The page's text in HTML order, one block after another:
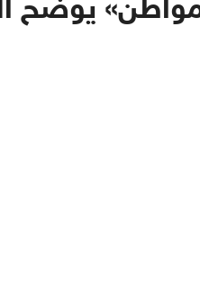
يوضح